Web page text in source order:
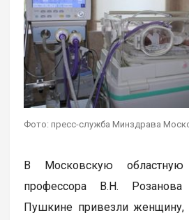
Фото: пресс-служба Минздрава
В Московскую
профессора В.Н.
Пушкине привезли женщину,